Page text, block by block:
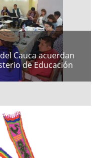
Cauca acuerdan
de Educación